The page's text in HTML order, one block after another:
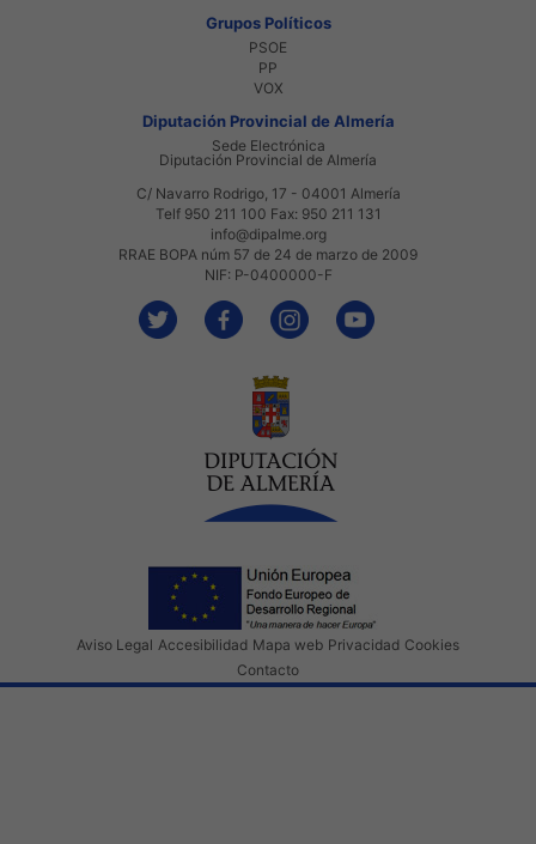
Grupos Políticos
PSOE
PP
VOX
Diputación Provincial de Almería
Sede Electrónica
Diputación Provincial de Almería
C/ Navarro Rodrigo, 17 - 04001 Almería
Telf 950 211 100 Fax: 950 211 131
info@dipalme.org
RRAE BOPA núm 57 de 24 de marzo de 2009
NIF: P-0400000-F
Aviso Legal Accesibilidad Mapa web Privacidad Cookies
Contacto